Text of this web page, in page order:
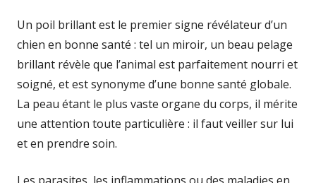
Un poil brillant est le premier signe révélateur d’un
chien en bonne santé : tel un miroir, un beau pelage
brillant révèle que l’animal est parfaitement nourri et
soigné, et est synonyme d’une bonne santé globale.
La peau étant le plus vaste organe du corps, il mérite
une attention toute particulière : il faut veiller sur lui
et en prendre soin.